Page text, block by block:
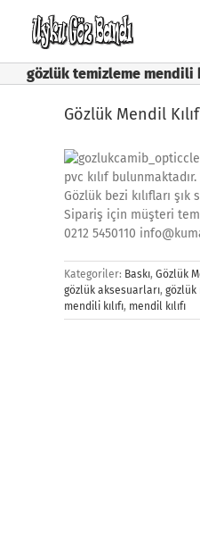
content
gözlük temizleme mendili
Gözlük Mendil
pvc kılıf
Gözlük bezi kılıfları
Sipariş için müşteri
0212 5450110
Kategoriler: Baskı, Gözlük
gözlük aksesuarları, gözlük
mendili kılıfı, mendil kılıfı